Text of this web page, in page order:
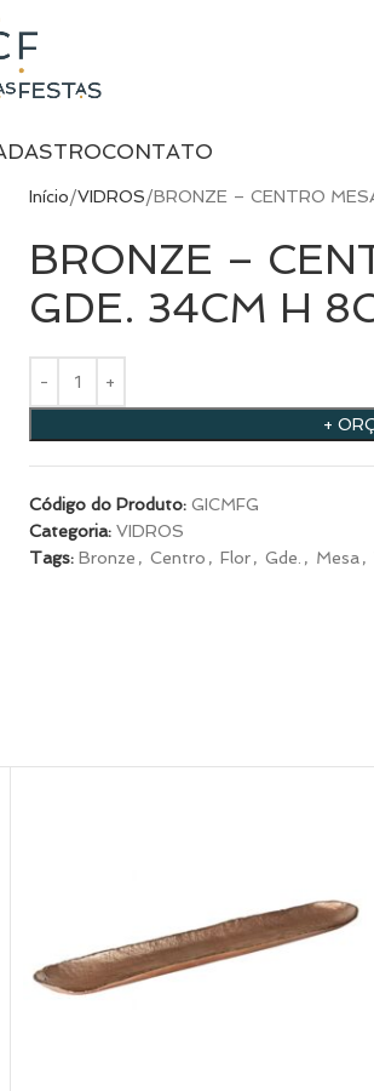
CONTATO
Início VIDROS BRONZE – CENTRO
BRONZE –
GDE. 34CM H
+
Código do Produto: GICMFG
Categoria: VIDROS
Tags: Bronze , Centro , Flor, Gde. , Mesa,